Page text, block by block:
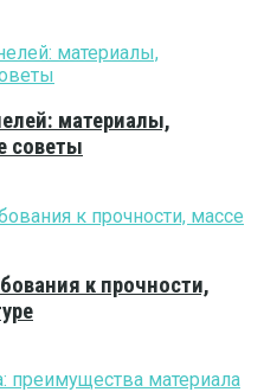
материалы,
советы
к прочности,